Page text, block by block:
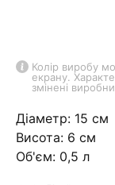
Колір виробу
екрану.
змінені
Діаметр: 15 см
Висота: 6 см
Об'єм: 0,5 л